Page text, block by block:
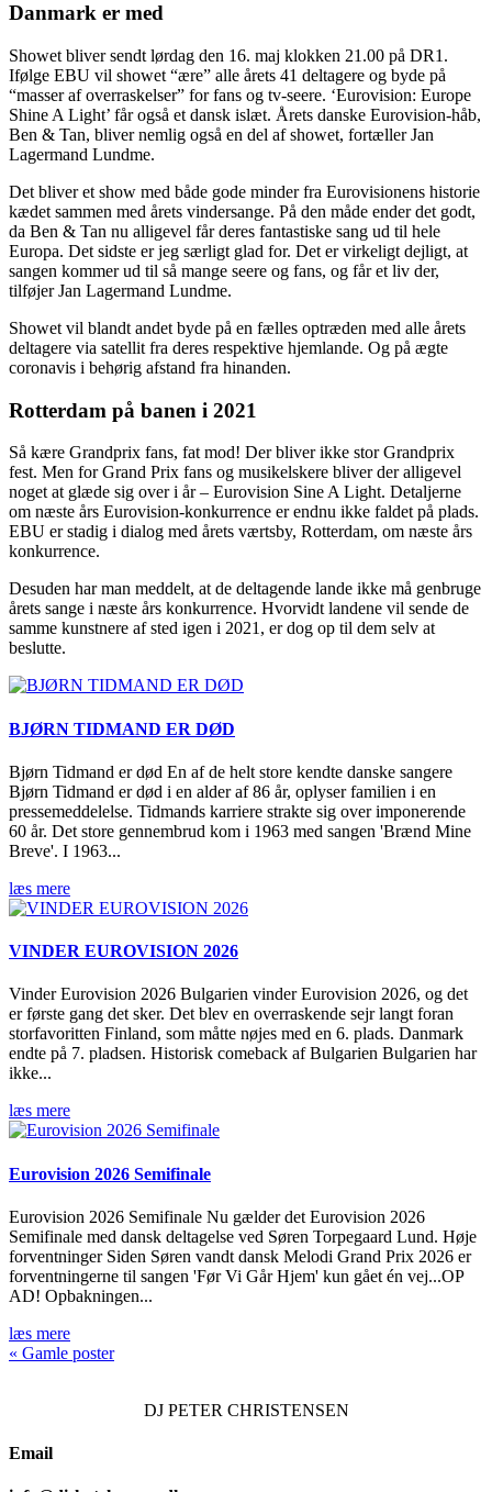
Danmark er med
Showet bliver sendt lørdag den 16. maj klokken 21.00 på DR1.
Ifølge EBU vil showet “ære” alle årets 41 deltagere og byde på
“masser af overraskelser” for fans og tv-seere. ‘Eurovision: Europe
Shine A Light’ får også et dansk islæt. Årets danske Eurovision-håb,
Ben & Tan, bliver nemlig også en del af showet, fortæller Jan
Lagermand Lundme.
Det bliver et show med både gode minder fra Eurovisionens historie
kædet sammen med årets vindersange. På den måde ender det godt,
da Ben & Tan nu alligevel får deres fantastiske sang ud til hele
Europa. Det sidste er jeg særligt glad for. Det er virkeligt dejligt, at
sangen kommer ud til så mange seere og fans, og får et liv der,
tilføjer Jan Lagermand Lundme.
Showet vil blandt andet byde på en fælles optræden med alle årets
deltagere via satellit fra deres respektive hjemlande. Og på ægte
coronavis i behørig afstand fra hinanden.
Rotterdam på banen i 2021
Så kære Grandprix fans, fat mod! Der bliver ikke stor Grandprix
fest. Men for Grand Prix fans og musikelskere bliver der alligevel
noget at glæde sig over i år – Eurovision Sine A Light. Detaljerne
om næste års Eurovision-konkurrence er endnu ikke faldet på plads.
EBU er stadig i dialog med årets værtsby, Rotterdam, om næste års
konkurrence.
Desuden har man meddelt, at de deltagende lande ikke må genbruge
årets sange i næste års konkurrence. Hvorvidt landene vil sende de
samme kunstnere af sted igen i 2021, er dog op til dem selv at
beslutte.
BJØRN TIDMAND ER DØD
Bjørn Tidmand er død En af de helt store kendte danske sangere
Bjørn Tidmand er død i en alder af 86 år, oplyser familien i en
pressemeddelelse. Tidmands karriere strakte sig over imponerende
60 år. Det store gennembrud kom i 1963 med sangen 'Brænd Mine
Breve'. I 1963...
læs mere
VINDER EUROVISION 2026
Vinder Eurovision 2026 Bulgarien vinder Eurovision 2026, og det
er første gang det sker. Det blev en overraskende sejr langt foran
storfavoritten Finland, som måtte nøjes med en 6. plads. Danmark
endte på 7. pladsen. Historisk comeback af Bulgarien Bulgarien har
ikke...
læs mere
Eurovision 2026 Semifinale
Eurovision 2026 Semifinale Nu gælder det Eurovision 2026
Semifinale med dansk deltagelse ved Søren Torpegaard Lund. Høje
forventninger Siden Søren vandt dansk Melodi Grand Prix 2026 er
forventningerne til sangen 'Før Vi Går Hjem' kun gået én vej...OP
AD! Opbakningen...
læs mere
« Gamle poster
DJPETER CHRISTENSEN
Email